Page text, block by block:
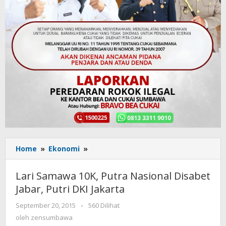
Home » Ekonomi »
Samawa
Putra
Nasional
Disabet
Lari Samawa 10K, Putra Nasional Disabet
Jabar, Putri DKI Jakarta
September 20, 2015
oleh
-
560 Dilihat
oleh zensumbawa